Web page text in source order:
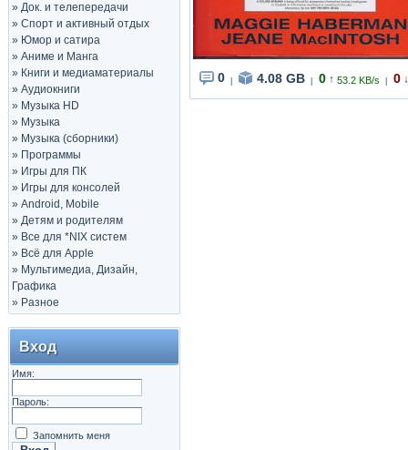
» Док. и телепередачи
» Спорт и активный отдых
» Юмор и сатира
» Аниме и Манга
» Книги и медиаматериалы
» Аудиокниги
» Музыка HD
» Музыка
» Музыка (сборники)
» Программы
» Игры для ПК
» Игры для консолей
» Android, Mobile
» Детям и родителям
» Все для *NIX систем
» Всё для Apple
» Мультимедиа, Дизайн,
Графика
» Разное
Вход
Имя:
Пароль:
Запомнить меня
0 4.08 GB 0 ↑ 53.2 KB/s 0 ↓